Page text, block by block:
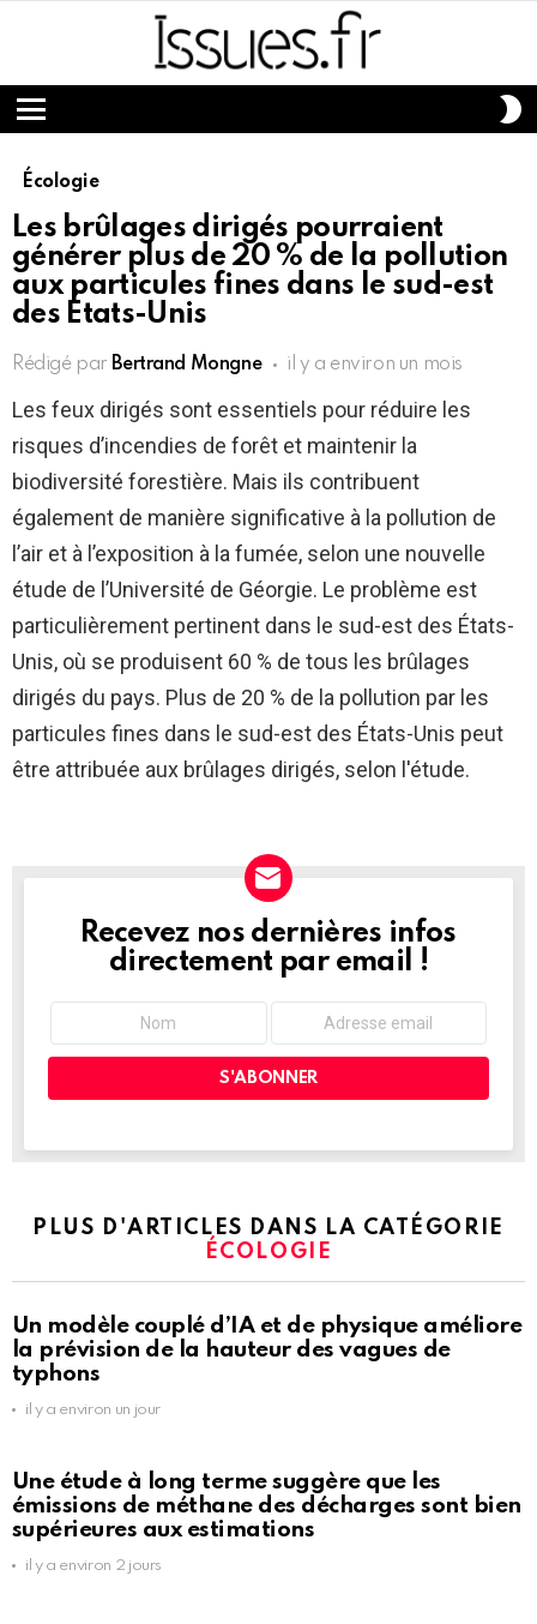
Menu
Écologie
Les brûlages dirigés pourraient
générer plus de 20 % de la pollution
aux particules fines dans le sud-est
des États-Unis
Rédigé par Bertrand Mongne il y a environ un mois
Les feux dirigés sont essentiels pour réduire les
risques d’incendies de forêt et maintenir la
biodiversité forestière. Mais ils contribuent
également de manière significative à la pollution de
l’air et à l’exposition à la fumée, selon une nouvelle
étude de l’Université de Géorgie. Le problème est
particulièrement pertinent dans le sud-est des États-
Unis, où se produisent 60 % de tous les brûlages
dirigés du pays. Plus de 20 % de la pollution par les
particules fines dans le sud-est des États-Unis peut
être attribuée aux brûlages dirigés, selon l'étude.
NEWSLETTER
Recevez nos dernières infos
directement par email !
PLUS D'ARTICLES DANS LA CATÉGORIE
ÉCOLOGIE
Un modèle couplé d’IA et de physique améliore
la prévision de la hauteur des vagues de
typhons
il y a environ un jour
Une étude à long terme suggère que les
émissions de méthane des décharges sont bien
supérieures aux estimations
il y a environ 2 jours